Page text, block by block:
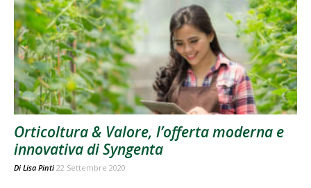
Orticoltura & Valore, l’offerta moderna e
innovativa di Syngenta
Di Lisa Pinti 22 Settembre 2020